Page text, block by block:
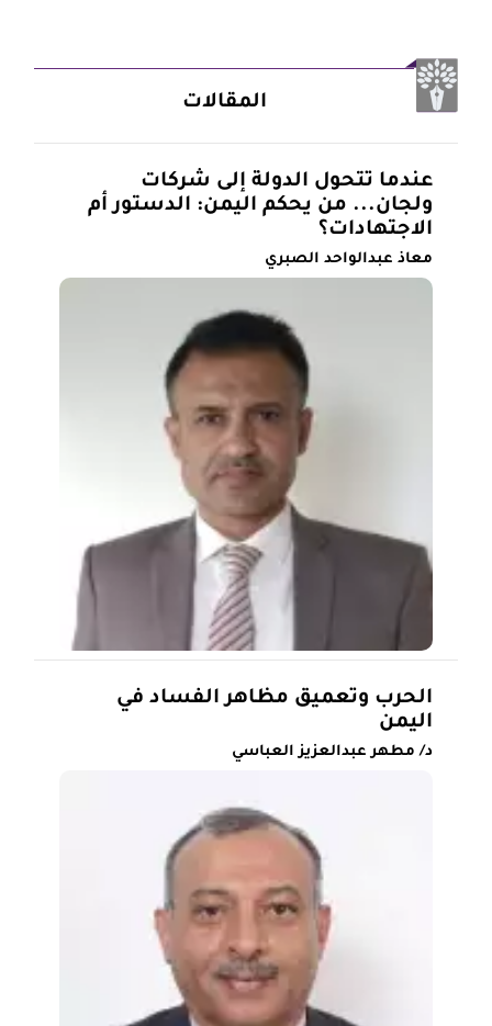
المقالات
عندما تتحول الدولة إلى شركات
ولجان... من يحكم اليمن: الدستور أم
الاجتهادات؟
معاذ عبدالواحد الصبري
الحرب وتعميق مظاهر الفساد في
اليمن
د/ مطهر عبدالعزيز العباسي